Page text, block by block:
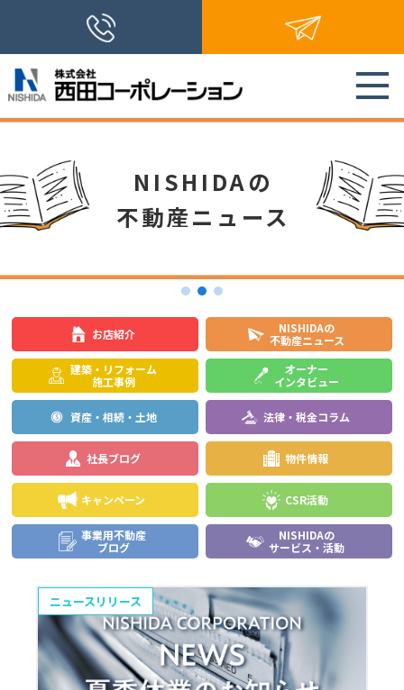
NISHIDAの
不動産ニュース
お店紹介
NISHIDAの
不動産ニュース
建築・リフォーム
施工事例
オーナー
インタビュー
資産・相続・土地 法律・税金コラム
社長ブログ 物件情報
キャンペーン CSR活動
事業用不動産
ブログ
NISHIDAの
サービス・活動
ニュースリリース